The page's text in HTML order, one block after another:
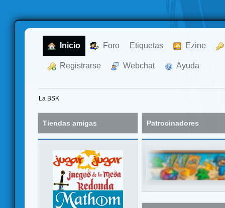
Inicio Foro Etiquetas Ezine
Registrarse Webchat Ayuda
La BSK
Tiendas amigas Patrocinadores